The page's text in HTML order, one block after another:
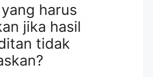
harus
jika hasil
tidak